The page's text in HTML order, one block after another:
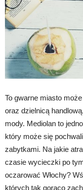
To gwarne miasto
oraz dzielnicą
mody. Mediolan to
który może się
zabytkami. Na jakie
czasie wycieczki po
oczarować Włochy?
których tak gorąco